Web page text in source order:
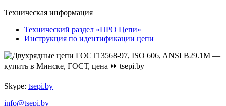
Техническая информация
Технический раздел «ПРО Цепи»
Инструкция по идентификации цепи
Skype: tsepi.by
info@tsepi.by